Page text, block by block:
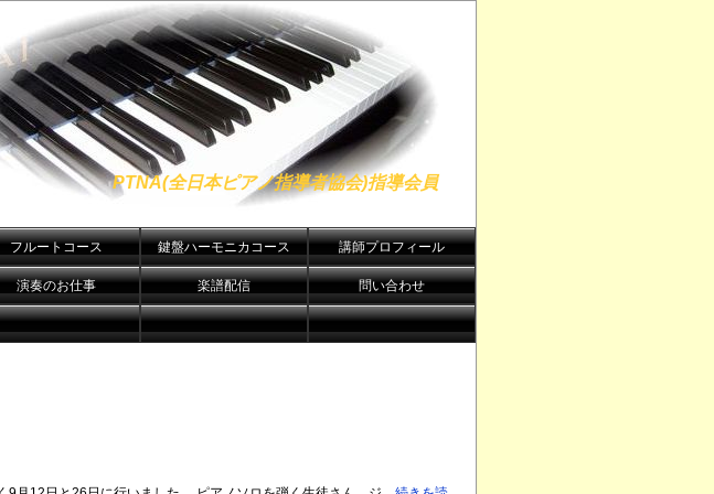
PTNA(全日本ピアノ指導者協会)指導会員
フルートコース 鍵盤ハーモニカコース 講師プロフィール
演奏のお仕事 楽譜配信 問い合わせ